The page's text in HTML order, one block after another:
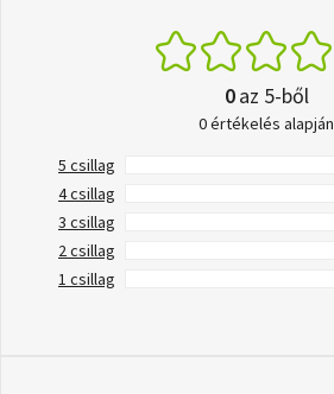
0az 5-ből
0 értékelés alapján
5 csillag
4 csillag
3 csillag
2 csillag
1 csillag